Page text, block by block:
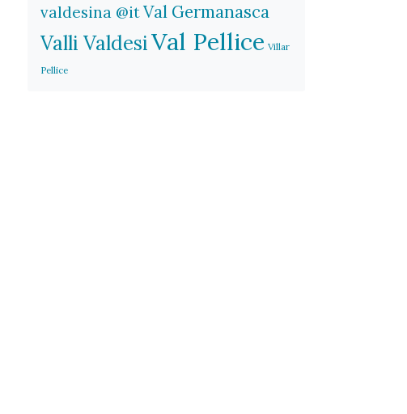
valdesina @itVal Germanasca
Valli ValdesiVal Pellice Villar
Pellice